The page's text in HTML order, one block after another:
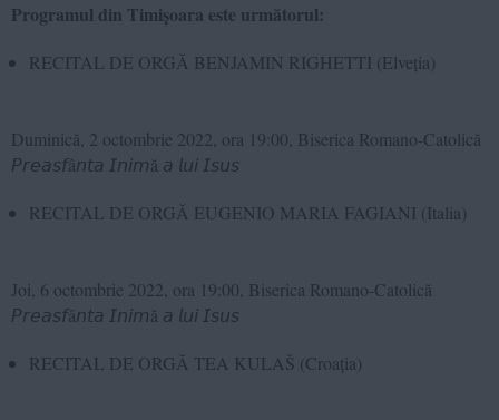
Programul din Timișoara este următorul:
RECITAL DE ORGĂ BENJAMIN RIGHETTI (Elveția)
Duminică, 2 octombrie 2022, ora 19:00, Biserica Romano-Catolică
𝘗𝘳𝘦𝘢𝘴𝘧â𝘯𝘵𝘢 𝘐𝘯𝘪𝘮ă 𝘢 𝘭𝘶𝘪 𝘐𝘴𝘶𝘴
RECITAL DE ORGĂ EUGENIO MARIA FAGIANI (Italia)
Joi, 6 octombrie 2022, ora 19:00, Biserica Romano-Catolică
𝘗𝘳𝘦𝘢𝘴𝘧â𝘯𝘵𝘢 𝘐𝘯𝘪𝘮ă 𝘢 𝘭𝘶𝘪 𝘐𝘴𝘶𝘴
RECITAL DE ORGĂ TEA KULAŠ (Croația)